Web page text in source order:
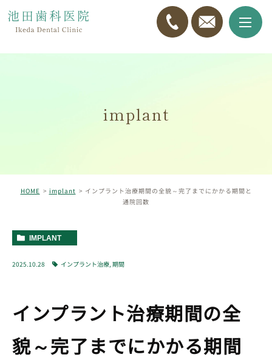
implant
HOME implant
インプラント治療期間の全貌～完了までにかかる期間と
通院回数
IMPLANT
2025.10.28 インプラント治療,期間
インプラント治療期間の全
貌～完了までにかかる期間